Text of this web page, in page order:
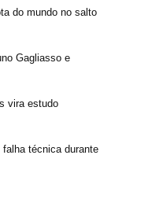
do mundo no salto
Gagliasso e
vira estudo
técnica durante